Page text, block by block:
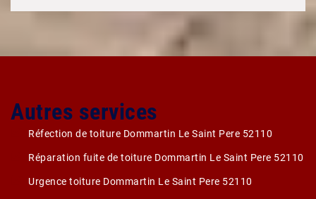
Autres services
Réfection de toiture Dommartin Le Saint Pere 52110
Réparation fuite de toiture Dommartin Le Saint Pere 52110
Urgence toiture Dommartin Le Saint Pere 52110